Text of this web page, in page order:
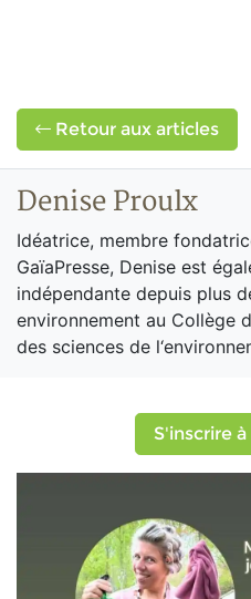
Retour aux articles
Denise Proulx
Idéatrice, membre
GaïaPresse, Denise est
indépendante depuis plus
environnement au Collège
des sciences de
S'inscrire